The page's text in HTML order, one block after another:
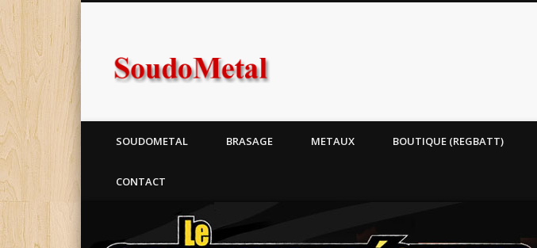
SOUDOMETAL BRASAGE METAUX BOUTIQUE (REGBATT)
CONTACT